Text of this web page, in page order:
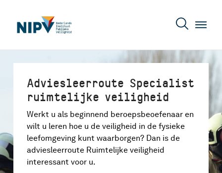
Adviesleerroute Specialist
ruimtelijke veiligheid
Werkt u als beginnend beroepsbeoefenaar en
wilt u leren hoe u de veiligheid in de fysieke
leefomgeving kunt waarborgen? Dan is de
adviesleerroute Ruimtelijke veiligheid
interessant voor u.